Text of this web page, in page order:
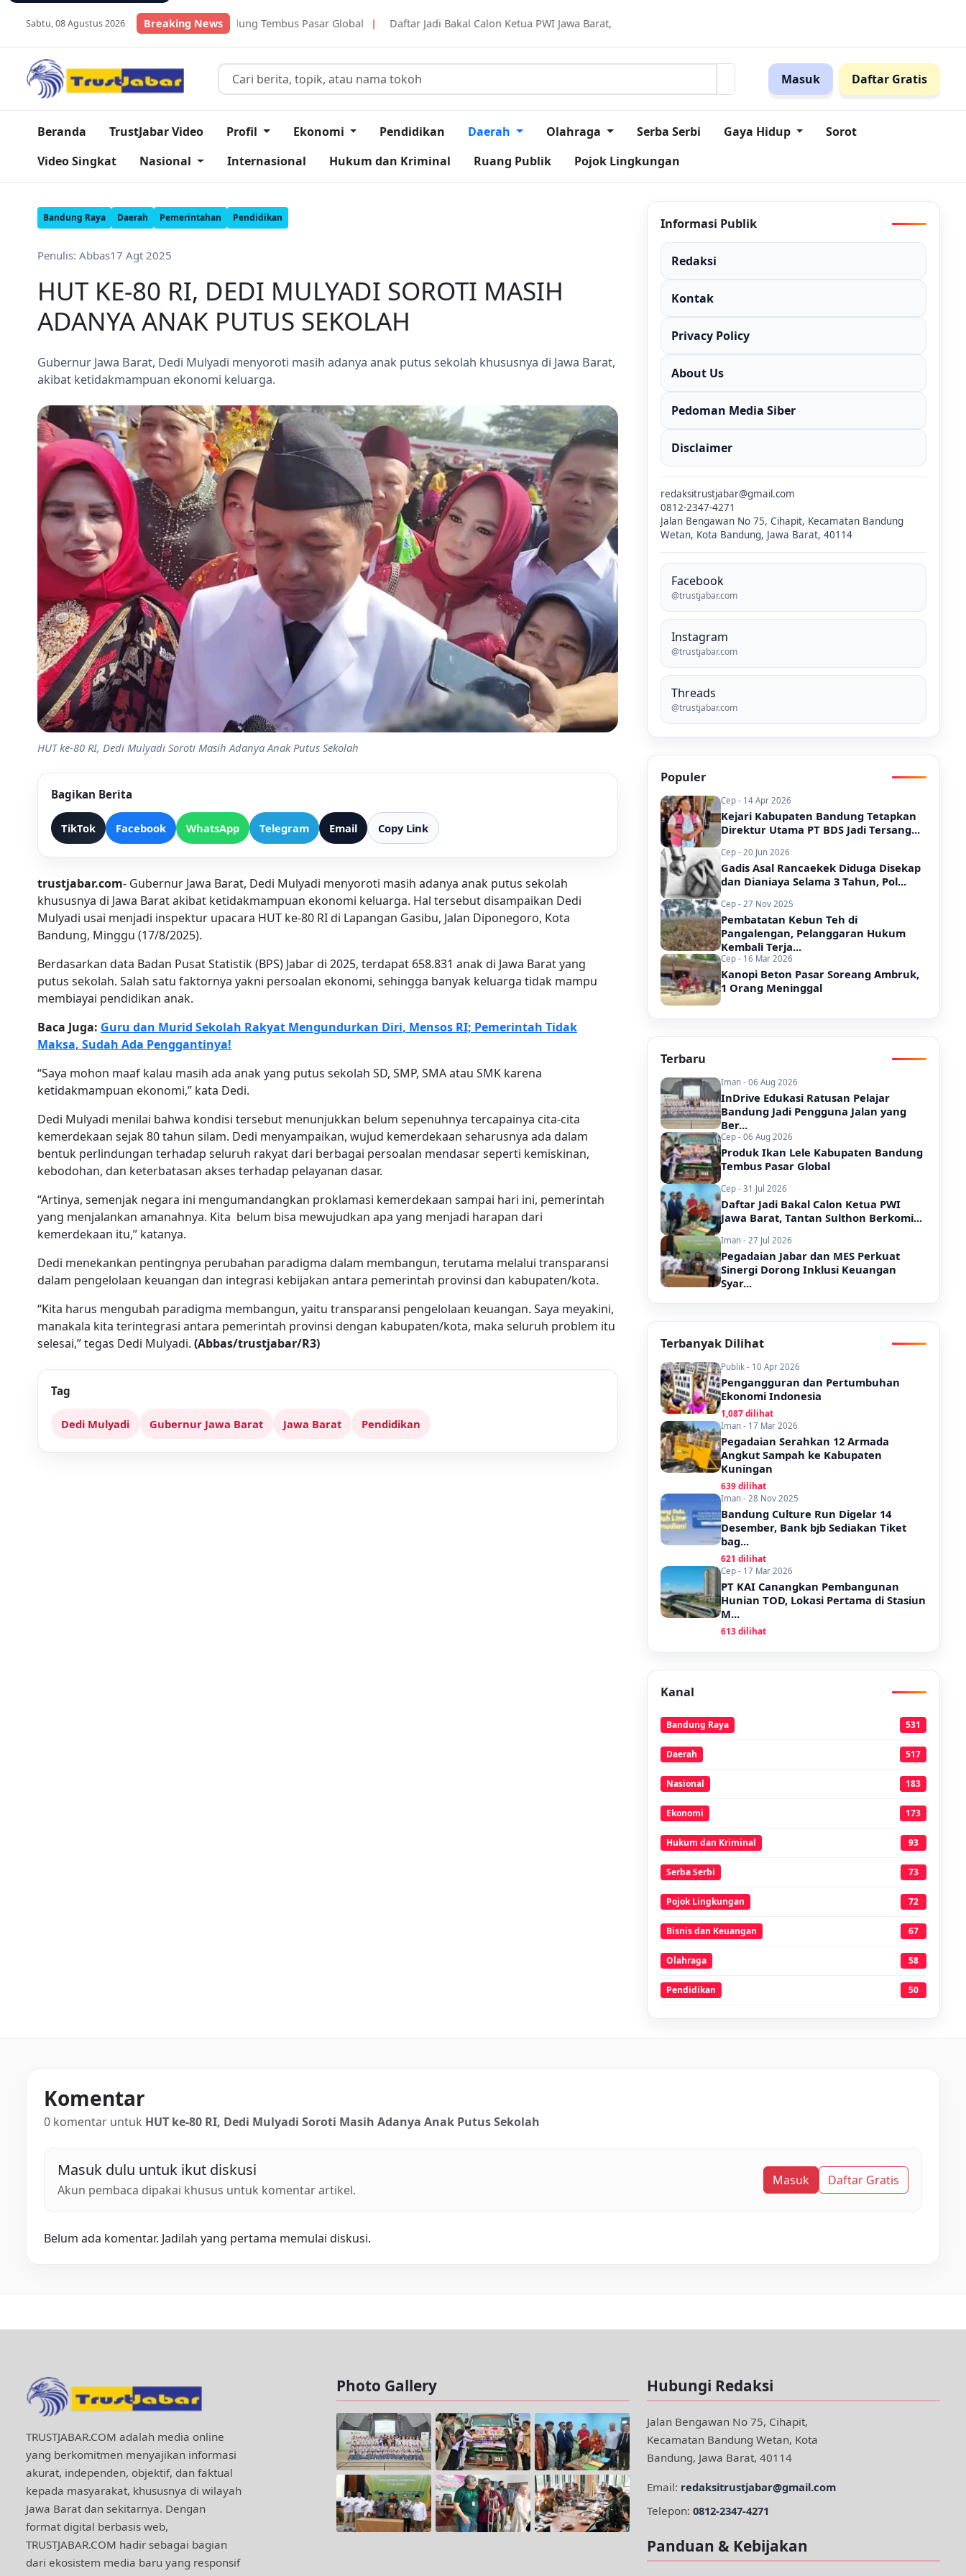
Sabtu, 08 Agustus 2026 Breaking News
Lele Kabupaten Bandung Tembus Pasar Global Daftar Jadi Bakal Calon Ketua PWI Jawa Barat, Tantan Sulthon Berkomitmen Ini!
Masuk Daftar Gratis
Beranda TrustJabar Video Profil Ekonomi Pendidikan Daerah Olahraga Serba Serbi Gaya Hidup
Sorot
Video Singkat
Nasional Internasional Hukum dan Kriminal Ruang Publik Pojok Lingkungan
Bandung Raya Daerah Pemerintahan Pendidikan
Penulis: Abbas17 Agt 2025
HUT KE-80 RI, DEDI MULYADI SOROTI MASIH
ADANYA ANAK PUTUS SEKOLAH
Gubernur Jawa Barat, Dedi Mulyadi menyoroti masih adanya anak putus sekolah khususnya di Jawa Barat,
akibat ketidakmampuan ekonomi keluarga.
HUT ke-80 RI, Dedi Mulyadi Soroti Masih Adanya Anak Putus Sekolah
Bagikan Berita
TikTok Facebook WhatsApp Telegram Email Copy Link
trustjabar.com- Gubernur Jawa Barat, Dedi Mulyadi menyoroti masih adanya anak putus sekolah
khususnya di Jawa Barat akibat ketidakmampuan ekonomi keluarga. Hal tersebut disampaikan Dedi
Mulyadi usai menjadi inspektur upacara HUT ke-80 RI di Lapangan Gasibu, Jalan Diponegoro, Kota
Bandung, Minggu (17/8/2025).
Berdasarkan data Badan Pusat Statistik (BPS) Jabar di 2025, terdapat 658.831 anak di Jawa Barat yang
putus sekolah. Salah satu faktornya yakni persoalan ekonomi, sehingga banyak keluarga tidak mampu
membiayai pendidikan anak.
Baca Juga: Guru dan Murid Sekolah Rakyat Mengundurkan Diri, Mensos RI; Pemerintah Tidak
Maksa, Sudah Ada Penggantinya!
“Saya mohon maaf kalau masih ada anak yang putus sekolah SD, SMP, SMA atau SMK karena
ketidakmampuan ekonomi,” kata Dedi.
Dedi Mulyadi menilai bahwa kondisi tersebut menunjukkan belum sepenuhnya tercapainya cita-cita
kemerdekaan sejak 80 tahun silam. Dedi menyampaikan, wujud kemerdekaan seharusnya ada dalam
bentuk perlindungan terhadap seluruh rakyat dari berbagai persoalan mendasar seperti kemiskinan,
kebodohan, dan keterbatasan akses terhadap pelayanan dasar.
“Artinya, semenjak negara ini mengumandangkan proklamasi kemerdekaan sampai hari ini, pemerintah
yang menjalankan amanahnya. Kita belum bisa mewujudkan apa yang menjadi harapan dari
kemerdekaan itu,” katanya.
Dedi menekankan pentingnya perubahan paradigma dalam membangun, terutama melalui transparansi
dalam pengelolaan keuangan dan integrasi kebijakan antara pemerintah provinsi dan kabupaten/kota.
“Kita harus mengubah paradigma membangun, yaitu transparansi pengelolaan keuangan. Saya meyakini,
manakala kita terintegrasi antara pemerintah provinsi dengan kabupaten/kota, maka seluruh problem itu
selesai,” tegas Dedi Mulyadi. (Abbas/trustjabar/R3)
Tag
Dedi Mulyadi Gubernur Jawa Barat Jawa Barat Pendidikan
Informasi Publik
Redaksi
Kontak
Privacy Policy
About Us
Pedoman Media Siber
Disclaimer
redaksitrustjabar@gmail.com
0812-2347-4271
Jalan Bengawan No 75, Cihapit, Kecamatan Bandung
Wetan, Kota Bandung, Jawa Barat, 40114
Facebook
@trustjabar.com
Instagram
@trustjabar.com
Threads
@trustjabar.com
Populer
Cep - 14 Apr 2026
Kejari Kabupaten Bandung Tetapkan
Direktur Utama PT BDS Jadi Tersang...
Cep - 20 Jun 2026
Gadis Asal Rancaekek Diduga Disekap
dan Dianiaya Selama 3 Tahun, Pol...
Cep - 27 Nov 2025
Pembatatan Kebun Teh di
Pangalengan, Pelanggaran Hukum
Kembali Terja...
Cep - 16 Mar 2026
Kanopi Beton Pasar Soreang Ambruk,
1 Orang Meninggal
Terbaru
Iman - 06 Aug 2026
InDrive Edukasi Ratusan Pelajar
Bandung Jadi Pengguna Jalan yang
Ber...
Cep - 06 Aug 2026
Produk Ikan Lele Kabupaten Bandung
Tembus Pasar Global
Cep - 31 Jul 2026
Daftar Jadi Bakal Calon Ketua PWI
Jawa Barat, Tantan Sulthon Berkomi...
Iman - 27 Jul 2026
Pegadaian Jabar dan MES Perkuat
Sinergi Dorong Inklusi Keuangan
Syar...
Terbanyak Dilihat
Publik - 10 Apr 2026
Pengangguran dan Pertumbuhan
Ekonomi Indonesia
1,087 dilihat
Iman - 17 Mar 2026
Pegadaian Serahkan 12 Armada
Angkut Sampah ke Kabupaten
Kuningan
639 dilihat
Iman - 28 Nov 2025
Bandung Culture Run Digelar 14
Desember, Bank bjb Sediakan Tiket
bag...
621 dilihat
Cep - 17 Mar 2026
PT KAI Canangkan Pembangunan
Hunian TOD, Lokasi Pertama di Stasiun
M...
613 dilihat
Kanal
Bandung Raya 531
Daerah 517
Nasional 183
Ekonomi 173
Hukum dan Kriminal 93
Serba Serbi 73
Pojok Lingkungan 72
Bisnis dan Keuangan 67
Olahraga 58
Pendidikan 50
Komentar
0 komentar untuk HUT ke-80 RI, Dedi Mulyadi Soroti Masih Adanya Anak Putus Sekolah
Masuk dulu untuk ikut diskusi
Akun pembaca dipakai khusus untuk komentar artikel.
Masuk Daftar Gratis
Belum ada komentar. Jadilah yang pertama memulai diskusi.
TRUSTJABAR.COM adalah media online
yang berkomitmen menyajikan informasi
akurat, independen, objektif, dan faktual
kepada masyarakat, khususnya di wilayah
Jawa Barat dan sekitarnya. Dengan
format digital berbasis web,
TRUSTJABAR.COM hadir sebagai bagian
dari ekosistem media baru yang responsif
Photo Gallery Hubungi Redaksi
Jalan Bengawan No 75, Cihapit,
Kecamatan Bandung Wetan, Kota
Bandung, Jawa Barat, 40114
Email: redaksitrustjabar@gmail.com
Telepon: 0812-2347-4271
Panduan & Kebijakan